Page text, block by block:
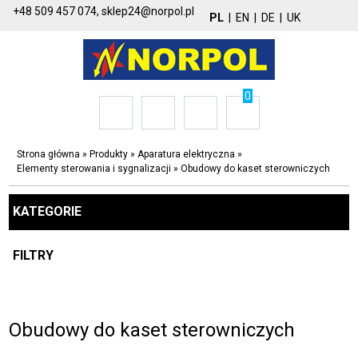
+48 509 457 074,sklep24@norpol.pl PL EN DE UK
0
Strona główna » Produkty »Aparatura elektryczna »
Elementy sterowania i sygnalizacji »Obudowy do kaset sterowniczych
KATEGORIE
FILTRY
Obudowy do kaset sterowniczych